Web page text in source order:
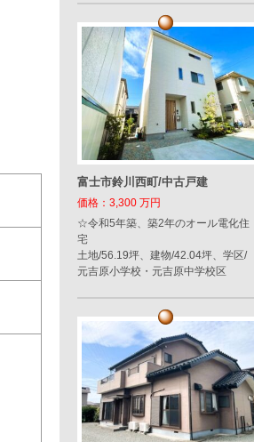
富士市鈴川西町/中古戸建
価格：3,300 万円
☆令和5年築、築2年のオール電化住
宅
土地/56.19坪、建物/42.04坪、学区/
元吉原小学校・元吉原中学校区